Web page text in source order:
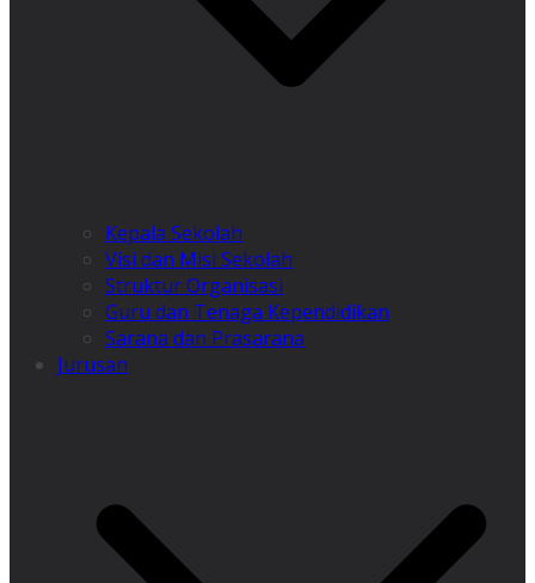
Kepala Sekolah
Visi dan Misi Sekolah
Struktur Organisasi
Guru dan Tenaga Kependidikan
Sarana dan Prasarana
Jurusan